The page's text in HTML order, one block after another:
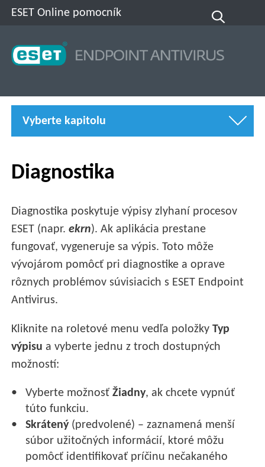
ESET Online pomocník
Vyberte kapitolu
Diagnostika
Diagnostika poskytuje výpisy zlyhaní procesov
ESET (napr.ekrn). Ak aplikácia prestane
fungovať, vygeneruje sa výpis. Toto môže
vývojárom pomôcť pri diagnostike a oprave
rôznych problémov súvisiacich s ESET Endpoint
Antivirus.
Kliknite na roletové menu vedľa položkyTyp
výpisu a vyberte jednu z troch dostupných
možností:
Vyberte možnosťŽiadny, ak chcete vypnúť
túto funkciu.
Skrátený(predvolené) – zaznamená menší
súbor užitočných informácií, ktoré môžu
pomôcť identifikovať príčinu nečakaného